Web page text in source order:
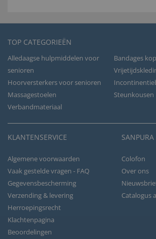
TOP CATEGORIEËN
Alledaagse hulpmiddelen voor
senioren
Bandages
Hoorversterkers voor senioren
Massagestoelen
Steunkousen
Verbandmateriaal
KLANTENSERVICE
Algemene voorwaarden
Vaak gestelde vragen - FAQ
Gegevensbescherming
Verzending & levering
Herroepingsrecht
Klachtenpagina
Beoordelingen
SANPURA
Colofon
Over ons
Catalogus